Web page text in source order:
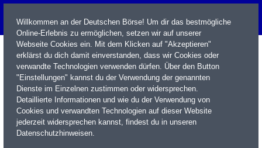
Name / WKN / ISIN / Kürzel
Willkommen an der Deutschen Börse! Um dir das bestmögliche
Online-Erlebnis zu ermöglichen, setzen wir auf unserer
Webseite Cookies ein. Mit dem Klicken auf "Akzeptieren"
erklärst du dich damit einverstanden, dass wir Cookies oder
verwandte Technologien verwenden dürfen. Über den Button
"Einstellungen" kannst du der Verwendung der genannten
Dienste im Einzelnen zustimmen oder widersprechen.
Detaillierte Informationen und wie du der Verwendung von
Cookies und verwandten Technologien auf dieser Website
jederzeit widersprechen kannst, findest du in unseren
Datenschutzhinweisen.